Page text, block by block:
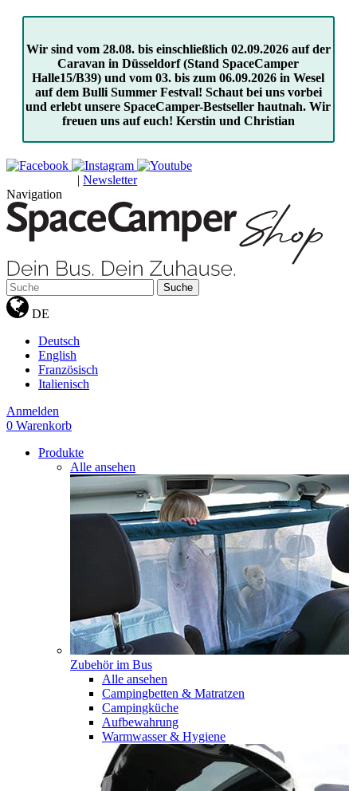
Wir sind vom 28.08. bis einschließlich 02.09.2026 auf der
Caravan in Düsseldorf (Stand SpaceCamper
Halle15/B39) und vom 03. bis zum 06.09.2026 in Wesel
auf dem Bulli Summer Festval! Schaut bei uns vorbei
und erlebt unsere SpaceCamper-Bestseller hautnah. Wir
freuen uns auf euch! Kerstin und Christian
| Newsletter
Navigation
Suche
DE
Deutsch
English
Französisch
Italienisch
Anmelden
0 Warenkorb
Produkte
Alle ansehen
Zubehör im Bus
Alle ansehen
Campingbetten & Matratzen
Campingküche
Aufbewahrung
Warmwasser & Hygiene